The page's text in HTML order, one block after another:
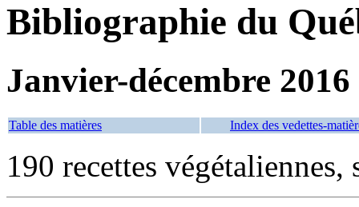
Bibliographie du
Janvier-décembre 2016
Table des matières Index des vedettes-
190 recettes végétaliennes,